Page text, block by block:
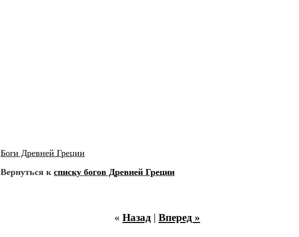
Боги Древней Греции
Вернуться к списку богов Древней Греции
« Назад | Вперед »